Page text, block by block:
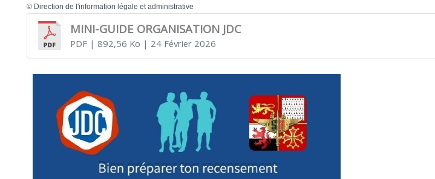
© Direction de l'information légale et administrative
MINI-GUIDE ORGANISATION JDC
PDF| 892,56 Ko | 24 Février 2026